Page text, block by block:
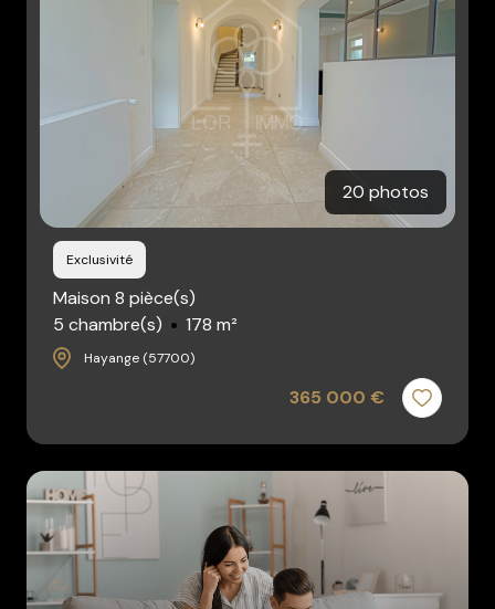
20 photos
Exclusivité
Maison 8 pièce(s)
5 chambre(s)
178 m²
Hayange (57700)
365 000 €